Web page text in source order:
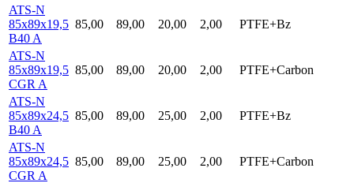
ATS-N
85x89x19,5
B40 A
85,00 89,00 20,00 2,00 PTFE+Bz
ATS-N
85x89x19,5
CGR A
85,00 89,00 20,00 2,00 PTFE+Carbon
ATS-N
85x89x24,5
B40 A
85,00 89,00 25,00 2,00 PTFE+Bz
ATS-N
85x89x24,5
CGR A
85,00 89,00 25,00 2,00 PTFE+Carbon